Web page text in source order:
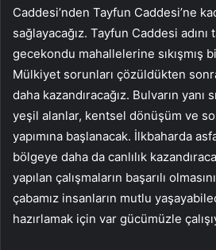
Caddesi’nden Tayfun Caddesi’ne
sağlayacağız. Tayfun Caddesi adını
gecekondu mahallelerine sıkışmış
Mülkiyet sorunları çözüldükten
daha kazandıracağız. Bulvarın
yeşil alanlar, kentsel dönüşüm ve
yapımına başlanacak. İlkbaharda
bölgeye daha da canlılık
yapılan çalışmaların başarılı
çabamız insanların mutlu
hazırlamak için var gücümüzle